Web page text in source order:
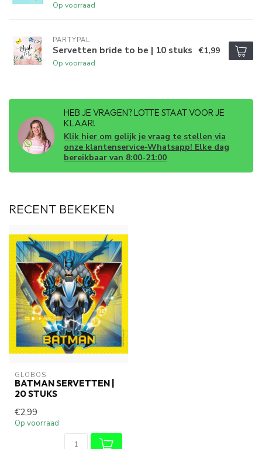
Op voorraad
PARTYPAL
Servetten bride to be | 10 stuks
Op voorraad
€1,99
HEB JE VRAGEN? LOTTE STAAT VOOR JE
KLAAR!
Klik hier om gelijk je vraag te stellen via
onze klantenservice-Whatsapp! Elke dag
bereikbaar van 8:00-21:00
RECENT BEKEKEN
GLOBOS
BATMAN SERVETTEN |
20 STUKS
€2,99
Op voorraad